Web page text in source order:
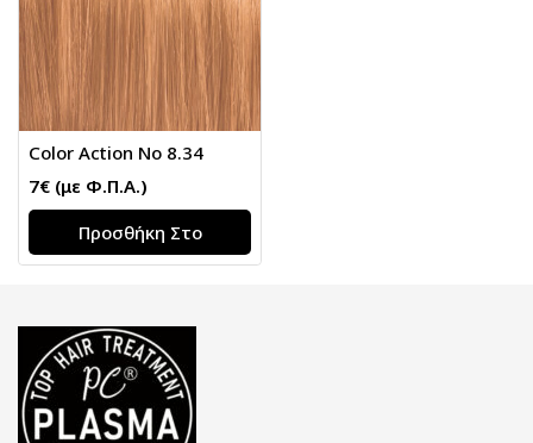
Color Action No 8.34
7€ (με Φ.Π.Α.)
Προσθήκη Στο
Καλάθι